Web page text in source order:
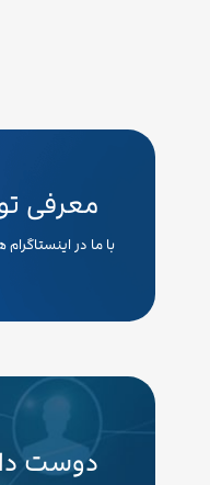
معرفی
با ما در
دوست